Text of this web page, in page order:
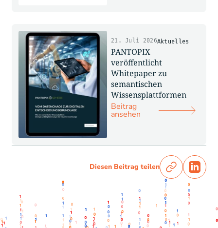
Aktuelles
21. Juli 2026
PANTOPIX
veröffentlicht
Whitepaper zu
semantischen
Wissensplattformen
Beitrag
ansehen
Diesen Beitrag teilen